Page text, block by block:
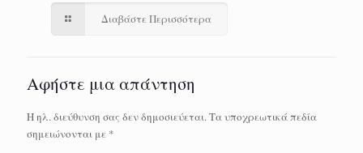
Διαβάστε Περισσότερα
Αφήστε μια απάντηση
Η ηλ. διεύθυνση σας δεν δημοσιεύεται.Τα υποχρεωτικά πεδία
σημειώνονται με *